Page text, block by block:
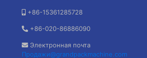
+86-15361285728
+86-020-86886090
Электронная почта
Продажи@grandpackmachine.com